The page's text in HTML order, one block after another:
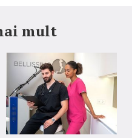
mult